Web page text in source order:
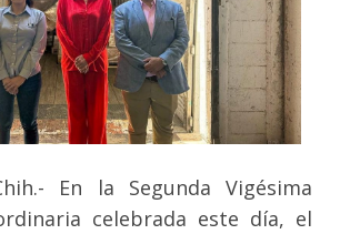
En la Segunda Vigésima
celebrada este día, el